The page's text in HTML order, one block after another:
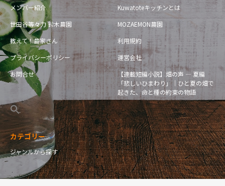
メンバー紹介
Kuwatoteキッチンとは
世田谷等々力 鈴木農園
MOZAEMON農園
教えて！農家さん
利用規約
プライバシーポリシー
運営会社
お問合せ
【連載短編小説】畑の声 — 夏編
「悲しいひまわり」｜ひと夏の畑で
起きた、命と種の約束の物語
カテゴリー
ジャンルから探す